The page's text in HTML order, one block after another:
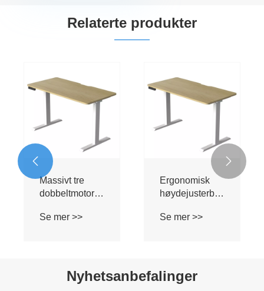
Relaterte produkter
Particle Board
enkeltmotorisk
elektrisk
Hvitt glassbrett
dobbeltmotorisk
elektrisk
 
Nyhetsanbefalinger